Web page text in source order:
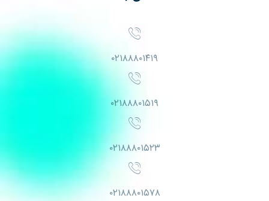
۰۲۱۸۸۸۰۱۴۱۹
۰۲۱۸۸۸۰۱۵۱۹
۰۲۱۸۸۸۰۱۵۲۳
۰۲۱۸۸۸۰۱۵۷۸